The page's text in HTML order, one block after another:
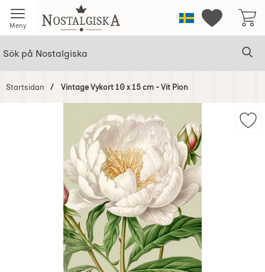
Meny Startsidan för NostalgiskaSverigeMina
Startsidan Vintage Vykort 10 x 15 cm - Vit Pion